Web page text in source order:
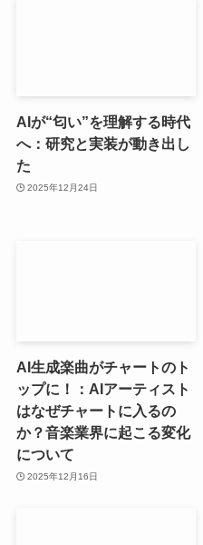
AIが“匂い”を理解する時代
へ：研究と実装が動き出し
た
2025年12月24日
AI生成楽曲がチャートのト
ップに！：AIアーティスト
はなぜチャートに入るの
か？音楽業界に起こる変化
について
2025年12月16日